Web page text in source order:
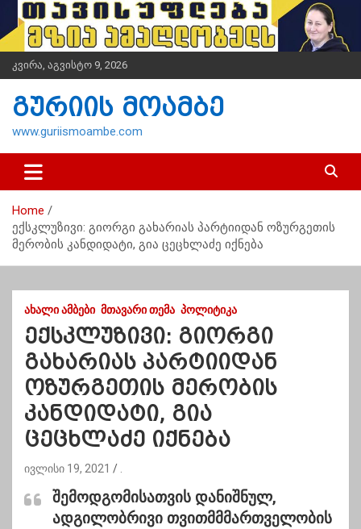
i
t
n
კვირა, აგვისტო 9, 2026
გურიის მოამბე
www.guriismoambe.com
Home
ექსკლუზივი: გიორგი გახარიას პარტიიდან ოზურგეთის
მერობის კანდიდატი, გია ცეცხლაძე იქნება
ᲐᲮᲐᲚᲘ ᲐᲛᲑᲔᲑᲘ ᲛᲗᲐᲕᲐᲠᲘ ᲗᲔᲛᲐ ᲞᲝᲚᲘᲢᲘᲙᲐ
ექსკლუზივი: გიორგი
გახარიას პარტიიდან
ოზურგეთის მერობის
კანდიდატი, გია
ცეცხლაძე იქნება
ივლისი 19, 2021
შემოდგომისათვის დანიშნულ,
ადგილობრივი თვითმმმართველობის